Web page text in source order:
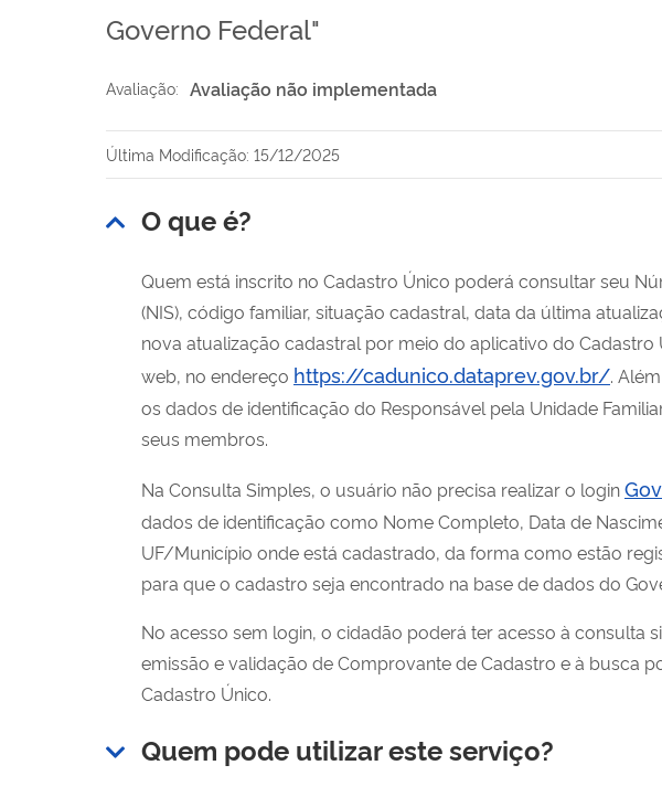
Governo Federal"
Avaliação: Avaliação não implementada
Última Modificação: 15/12/2025
O que é?
Quem está inscrito no Cadastro Único poderá consultar seu
(NIS), código familiar, situação cadastral, data da última
nova atualização cadastral por meio do aplicativo do Cadastro
web, no endereço https://cadunico.dataprev.gov.br/.
os dados de identificação do Responsável pela Unidade
seus membros.
Na Consulta Simples, o usuário não precisa realizar o login
dados de identificação como Nome Completo, Data de
UF/Município onde está cadastrado, da forma como estão
para que o cadastro seja encontrado na base de dados do
No acesso sem login, o cidadão poderá ter acesso à consulta
emissão e validação de Comprovante de Cadastro e à busca
Cadastro Único.
Quem pode utilizar este serviço?